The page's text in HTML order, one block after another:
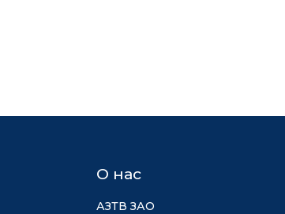
О нас
АЗТВ ЗАО